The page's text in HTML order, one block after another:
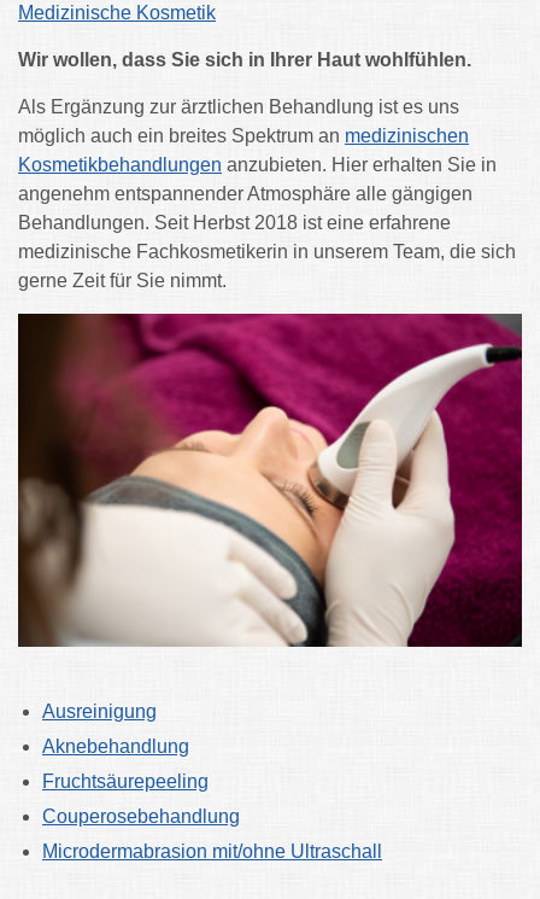
Medizinische Kosmetik
Wir wollen, dass Sie sich in Ihrer Haut wohlfühlen.
Als Ergänzung zur ärztlichen Behandlung ist es uns
möglich auch ein breites Spektrum an medizinischen
Kosmetikbehandlungen anzubieten. Hier erhalten Sie in
angenehm entspannender Atmosphäre alle gängigen
Behandlungen. Seit Herbst 2018 ist eine erfahrene
medizinische Fachkosmetikerin in unserem Team, die sich
gerne Zeit für Sie nimmt.
Ausreinigung
Aknebehandlung
Fruchtsäurepeeling
Couperosebehandlung
Microdermabrasion mit/ohne Ultraschall